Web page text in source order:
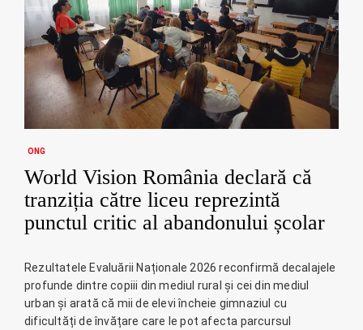
ONG
World Vision România declară că
tranziția către liceu reprezintă
punctul critic al abandonului școlar
Rezultatele Evaluării Naționale 2026 reconfirmă decalajele
profunde dintre copiii din mediul rural și cei din mediul
urban și arată că mii de elevi încheie gimnaziul cu
dificultăți de învățare care le pot afecta parcursul